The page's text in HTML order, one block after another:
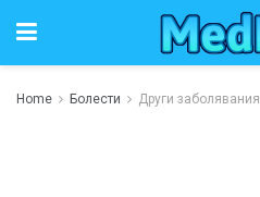
Home Болести Други заболявания